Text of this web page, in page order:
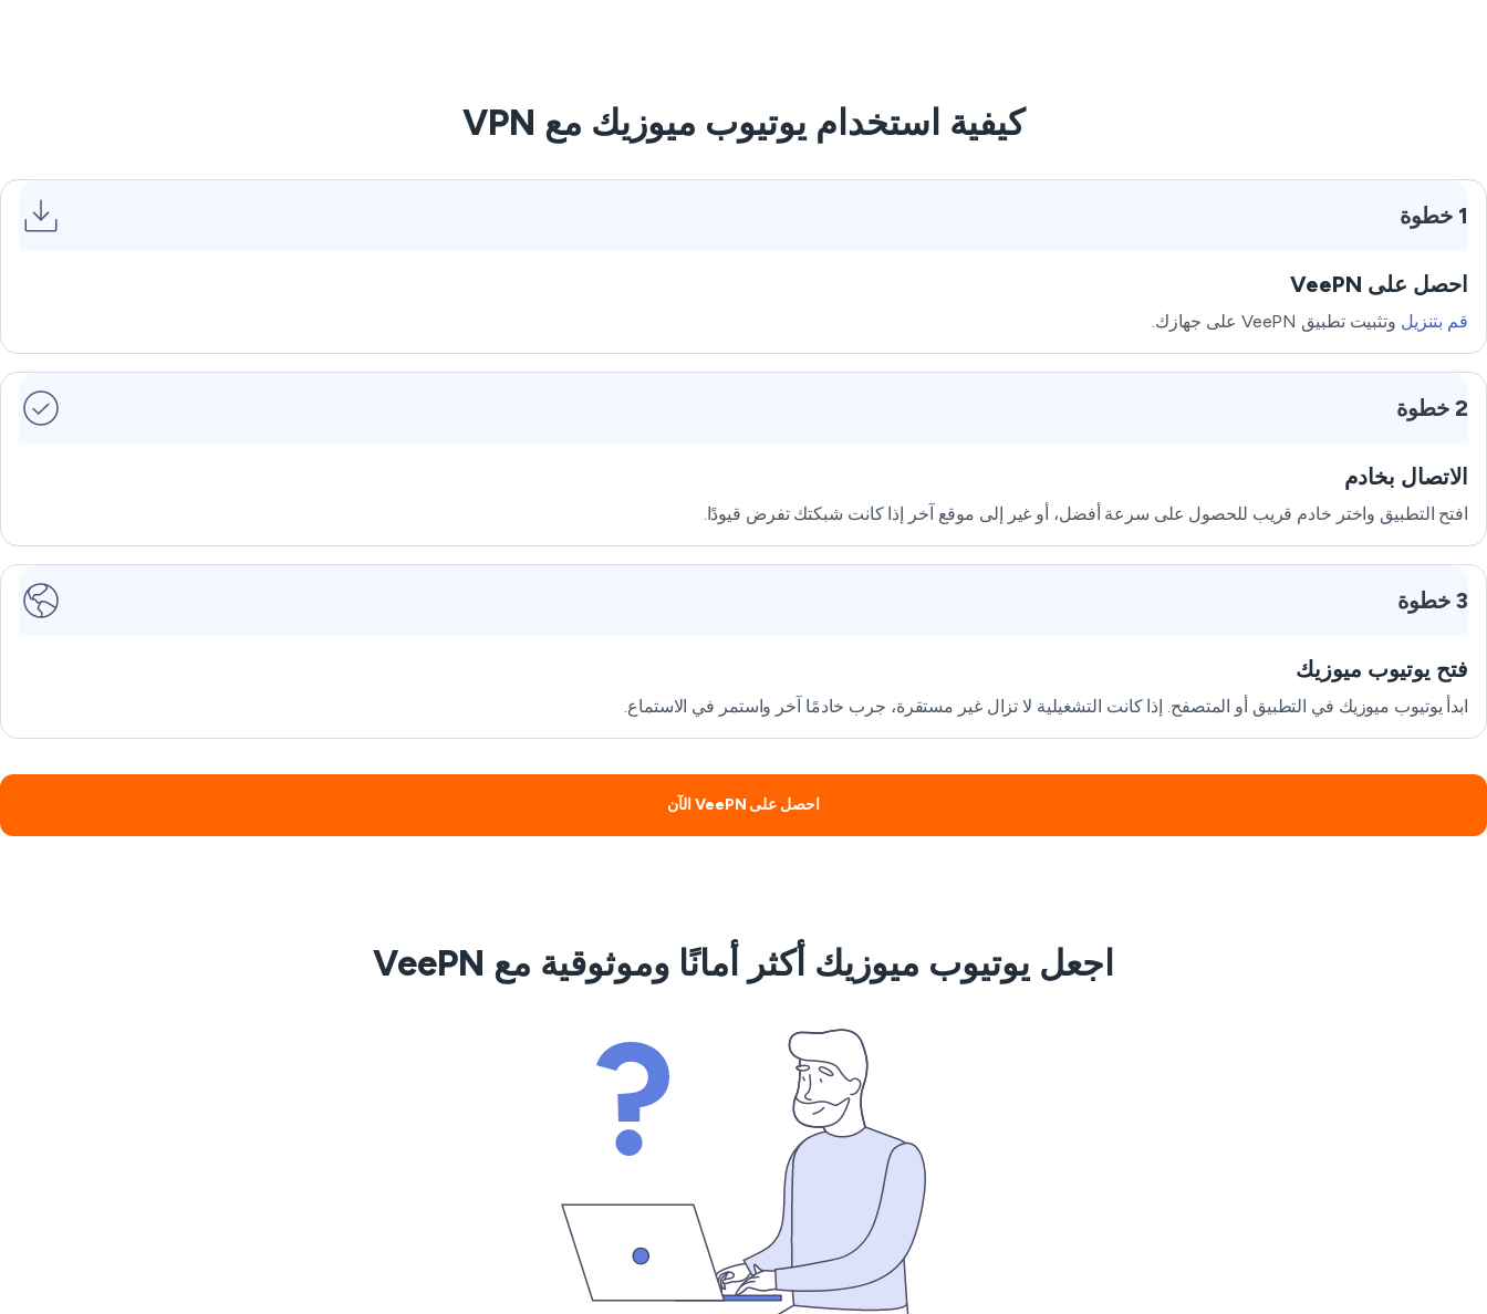
كيفية استخدام يوتيوب ميوزيك مع VPN
1 خطوة
احصل على VeePN
قم بتنزيل وتثبيت تطبيق VeePN على جهازك.
2 خطوة
الاتصال بخادم
افتح التطبيق واختر خادم قريب للحصول على سرعة أفضل، أو غير إلى موقع آخر إذا كانت شبكتك تفرض قيودًا.
3 خطوة
فتح يوتيوب ميوزيك
ابدأ يوتيوب ميوزيك في التطبيق أو المتصفح. إذا كانت التشغيلية لا تزال غير مستقرة، جرب خادمًا آخر واستمر في الاستماع.
احصل على VeePN الآن
اجعل يوتيوب ميوزيك أكثر أمانًا وموثوقية مع VeePN